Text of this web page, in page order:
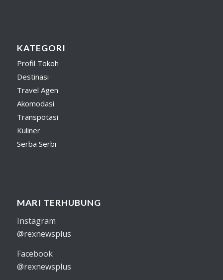
KATEGORI
Profil Tokoh
Destinasi
Travel Agen
Akomodasi
Transpotasi
Kuliner
Serba Serbi
MARI TERHUBUNG
Instagram
@rexnewsplus
Facebook
@rexnewsplus